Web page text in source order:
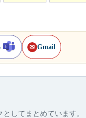
✉ Gmail
してまとめています。